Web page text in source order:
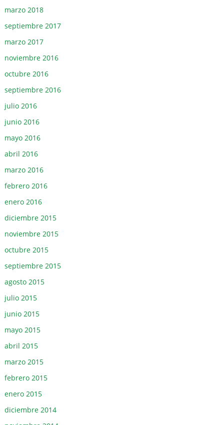
marzo 2018
septiembre 2017
marzo 2017
noviembre 2016
octubre 2016
septiembre 2016
julio 2016
junio 2016
mayo 2016
abril 2016
marzo 2016
febrero 2016
enero 2016
diciembre 2015
noviembre 2015
octubre 2015
septiembre 2015
agosto 2015
julio 2015
junio 2015
mayo 2015
abril 2015
marzo 2015
febrero 2015
enero 2015
diciembre 2014